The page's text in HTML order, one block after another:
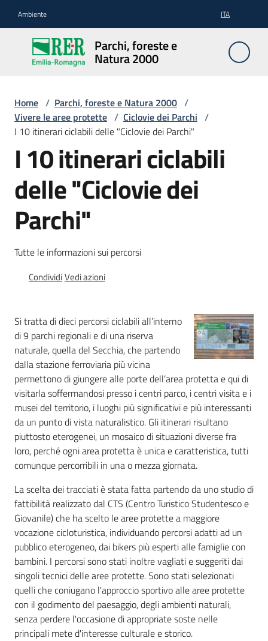
Ambiente ITA
Parchi, foreste e
Natura 2000
Parchi,
foreste
e
2000
Aree
Protette
Rete
Natura
2000
Biodiversità
Consultazione
Seguici
su
Ambiente
Argomenti
Home / Parchi, foreste e Natura 2000 /
Vivere le aree protette / Ciclovie dei Parchi /
I 10 itinerari ciclabili delle "Ciclovie dei Parchi"
I 10 itinerari ciclabili
delle "Ciclovie dei
Parchi"
Tutte le informazioni sui percorsi
CondividiVedi azioni
Si tratta di dieci percorsi ciclabili all’interno
di 9 parchi regionali e di una riserva
naturale, quella del Secchia, che partendo
dalla stazione ferroviaria più vicina
permettono di giungere alle porte dell’area protetta e qui di
visitarla soffermandosi presso i centri parco, i centri visita e i
musei del territorio, i luoghi più significativi e più interessanti
da un punto di vista naturalistico. Gli itinerari risultano
piuttosto eterogenei, un mosaico di situazioni diverse fra
loro, perché ogni area protetta è unica e caratteristica, tutti
comunque percorribili in una o mezza giornata.
La scelta dei tracciati è stata fatta partendo da uno studio di
fattibilità realizzato dal CTS (Centro Turistico Studentesco e
Giovanile) che ha scelto le aree protette a maggiore
vocazione cicloturistica, individuando percorsi adatti ad un
pubblico eterogeneo, dai bikers più esperti alle famiglie con
bambini. I percorsi sono stati inoltre vagliati e suggeriti dai
singoli tecnici delle aree protette. Sono stati selezionati
quelli che coniugano l'approccio sportivo alle aree protette
con il godimento del paesaggio, degli ambienti naturali,
senza perdere l'occasione di appropriate soste nelle
principali mete d'interesse culturale e storico.